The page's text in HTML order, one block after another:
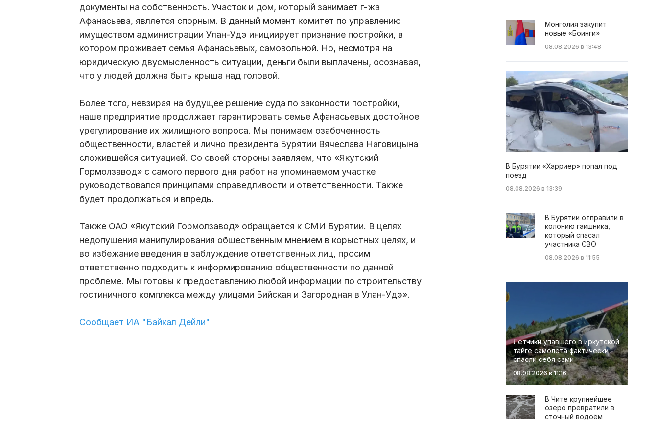
документы на собственность. Участок и дом, который занимает г-жа
Афанасьева, является спорным. В данный момент комитет по управлению
имуществом администрации Улан-Удэ инициирует признание постройки, в
котором проживает семья Афанасьевых, самовольной. Но, несмотря на
юридическую двусмысленность ситуации, деньги были выплачены, осознавая,
что у людей должна быть крыша над головой.
Более того, невзирая на будущее решение суда по законности постройки,
наше предприятие продолжает гарантировать семье Афанасьевых достойное
урегулирование их жилищного вопроса. Мы понимаем озабоченность
общественности, властей и лично президента Бурятии Вячеслава Наговицына
сложившейся ситуацией. Со своей стороны заявляем, что «Якутский
Гормолзавод» с самого первого дня работ на упоминаемом участке
руководствовался принципами справедливости и ответственности. Также
будет продолжаться и впредь.
Также ОАО «Якутский Гормолзавод» обращается к СМИ Бурятии. В целях
недопущения манипулирования общественным мнением в корыстных целях, и
во избежание введения в заблуждение ответственных лиц, просим
ответственно подходить к информированию общественности по данной
проблеме. Мы готовы к предоставлению любой информации по строительству
гостиничного комплекса между улицами Бийская и Загородная в Улан-Удэ».
Сообщает ИА "Байкал Дейли"
Монголия закупит
новые «Боинги»
08.08.2026 в 13:48
В Бурятии «Харриер» попал под
поезд
08.08.2026 в 13:39
В Бурятии отправили в
колонию гаишника,
который спасал
участника СВО
08.08.2026 в 11:55
Лётчики упавшего в иркутской
тайге самолёта фактически
спасли себя сами
08.08.2026 в 11:16
В Чите крупнейшее
озеро превратили в
сточный водоём